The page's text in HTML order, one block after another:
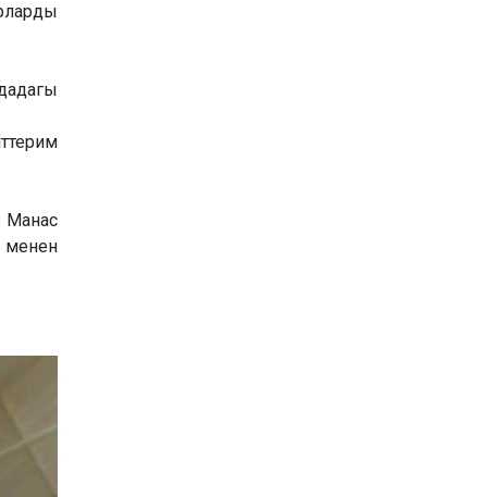
Манас
менен